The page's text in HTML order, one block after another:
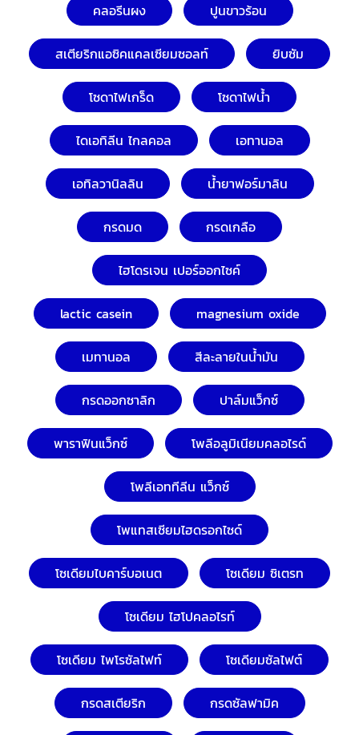
คลอรีนผง ปูนขาวร้อน
สเตียริกแอซิคแคลเซียมซอลท์ ยิบซัม
โซดาไฟเกร็ด โซดาไฟน้ำ
ไดเอทิลีน ไกลคอล เอทานอล
เอทิลวานิลลิน น้ำยาฟอร์มาลิน
กรดมด กรดเกลือ
ไฮโดรเจน เปอร์ออกไซค์
lactic casein magnesium oxide
เมทานอล สีละลายในน้ำมัน
กรดออกซาลิก ปาล์มแว็กซ์
พาราฟินแว็กซ์ โพลีอลูมิเนียมคลอไรด์
โพลีเอททีลีน แว็กซ์
โพแทสเซียมไฮดรอกไซด์
โซเดียมไบคาร์บอเนต โซเดียม ซิเตรท
โซเดียม ไฮโปคลอไรท์
โซเดียม ไพโรซัลไฟท์ โซเดียมซัลไฟต์
กรดสเตียริก กรดซัลฟามิค